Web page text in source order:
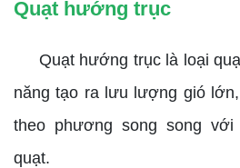
Quạt hướng trục
Quạt hướng trục là loại
năng tạo ra lưu lượng gió
theo phương song song với
quạt.